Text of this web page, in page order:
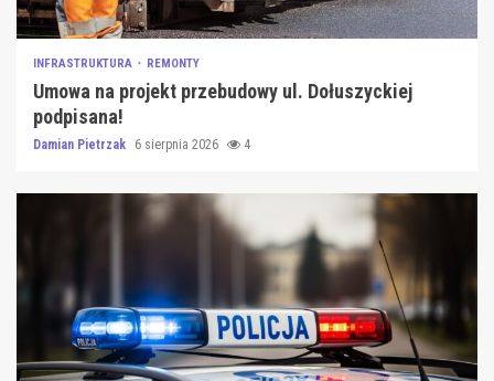
INFRASTRUKTURA REMONTY
Umowa na projekt przebudowy ul. Dołuszyckiej
podpisana!
Damian Pietrzak 6 sierpnia 2026 4